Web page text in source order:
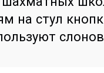
на стул